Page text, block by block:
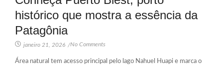
histórico que mostra a essência da
Patagônia
janeiro 21, 2026 /No Comments
Área natural tem acesso principal pelo lago Nahuel Huapi e marca o